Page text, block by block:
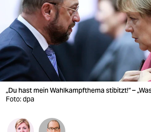
berlin
nord
wahrheit
verlag
verlag
veranstaltungen
„Du hast mein Wahlkampfthema stibitzt!“ –
Foto: dpa